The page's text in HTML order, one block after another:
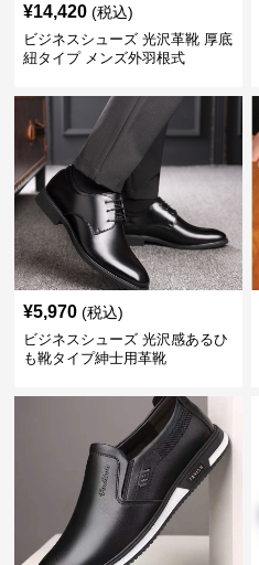
¥14,420 (税込)
ビジネスシューズ 光沢革靴 厚底
紐タイプ メンズ外羽根式
¥5,970 (税込)
ビジネスシューズ 光沢感あるひ
も靴タイプ紳士用革靴